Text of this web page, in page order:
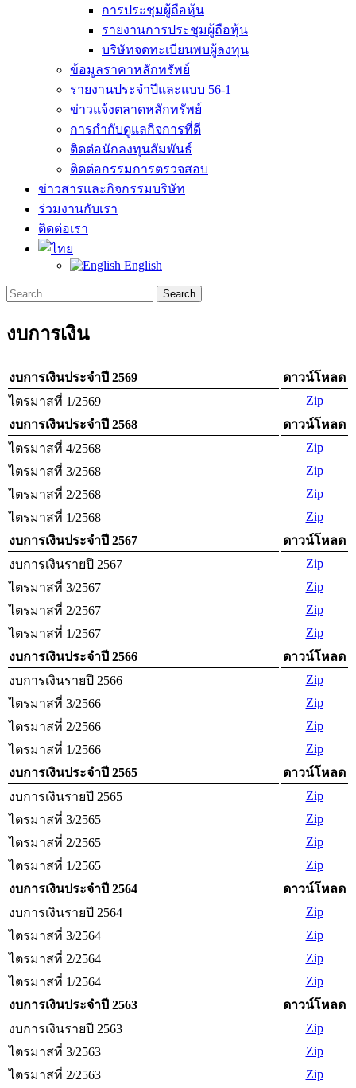
การประชุมผู้ถือหุ้น
รายงานการประชุมผู้ถือหุ้น
บริษัทจดทะเบียนพบผู้ลงทุน
ข้อมูลราคาหลักทรัพย์
รายงานประจำปีและแบบ 56-1
ข่าวแจ้งตลาดหลักทรัพย์
การกำกับดูแลกิจการที่ดี
ติดต่อนักลงทุนสัมพันธ์
ติดต่อกรรมการตรวจสอบ
ข่าวสารและกิจกรรมบริษัท
ร่วมงานกับเรา
ติดต่อเรา
English
Search
Search
for:
งบการเงิน
งบการเงินประจำปี 2569
ดาวน์โหลด
ไตรมาสที่ 1/2569
Zip
งบการเงินประจำปี 2568
ดาวน์โหลด
ไตรมาสที่ 4/2568
Zip
ไตรมาสที่ 3/2568
Zip
ไตรมาสที่ 2/2568
Zip
ไตรมาสที่ 1/2568
Zip
งบการเงินประจำปี 2567
ดาวน์โหลด
งบการเงินรายปี 2567
Zip
ไตรมาสที่ 3/2567
Zip
ไตรมาสที่ 2/2567
Zip
ไตรมาสที่ 1/2567
Zip
งบการเงินประจำปี 2566
ดาวน์โหลด
งบการเงินรายปี 2566
Zip
ไตรมาสที่ 3/2566
Zip
ไตรมาสที่ 2/2566
Zip
ไตรมาสที่ 1/2566
Zip
งบการเงินประจำปี 2565
ดาวน์โหลด
งบการเงินรายปี 2565
Zip
ไตรมาสที่ 3/2565
Zip
ไตรมาสที่ 2/2565
Zip
ไตรมาสที่ 1/2565
Zip
งบการเงินประจำปี 2564
ดาวน์โหลด
งบการเงินรายปี 2564
Zip
ไตรมาสที่ 3/2564
Zip
ไตรมาสที่ 2/2564
Zip
ไตรมาสที่ 1/2564
Zip
งบการเงินประจำปี 2563
ดาวน์โหลด
งบการเงินรายปี 2563
Zip
ไตรมาสที่ 3/2563
Zip
ไตรมาสที่ 2/2563
Zip